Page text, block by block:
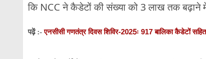
कि NCC ने कैडेटों की संख्या को 3 लाख तक बढ़ाने
पढ़ें :-एनसीसी गणतंत्र दिवस शिविर-2025ः 917 बालिका कैडेटों